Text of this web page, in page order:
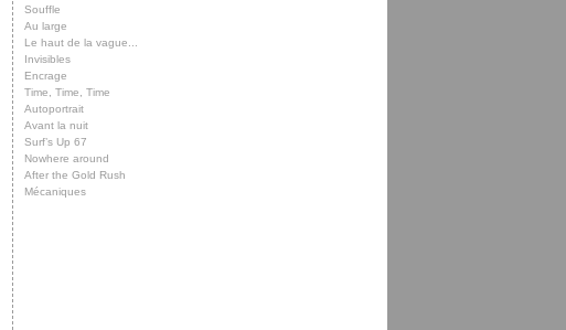
Souffle
Au large
Le haut de la vague...
Invisibles
Encrage
Time, Time, Time
Autoportrait
Avant la nuit
Surf’s Up 67
Nowhere around
After the Gold Rush
Mécaniques